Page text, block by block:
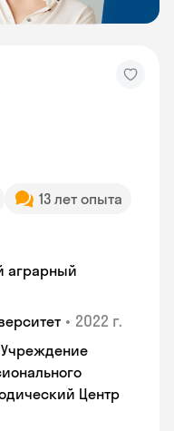
13 лет опыта
аграрный
• 2022 г.
Учреждение
Центр